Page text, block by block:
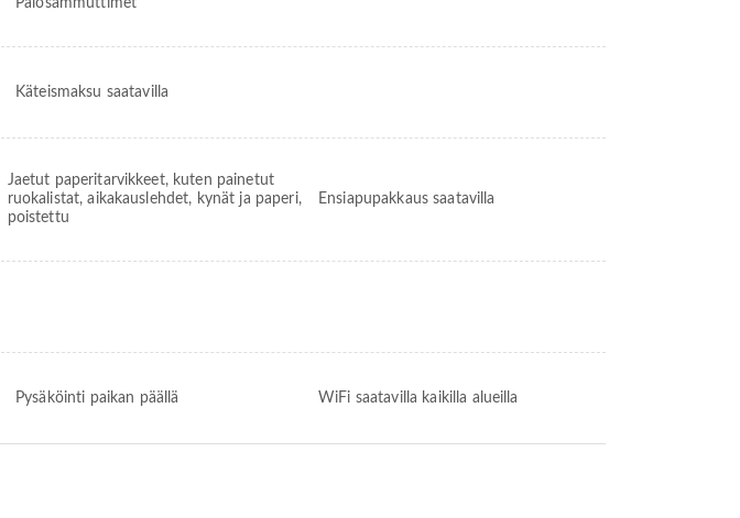
Palosammuttimet
Käteismaksu saatavilla
Jaetut paperitarvikkeet, kuten painetut
ruokalistat, aikakauslehdet, kynät ja paperi,
poistettu
Ensiapupakkaus saatavilla
Pysäköinti paikan päällä WiFi saatavilla kaikilla alueilla